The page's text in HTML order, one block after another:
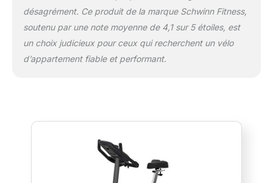
désagrément. Ce produit de la marque Schwinn Fitness,
soutenu par une note moyenne de 4,1 sur 5 étoiles, est
un choix judicieux pour ceux qui recherchent un vélo
d’appartement fiable et performant.